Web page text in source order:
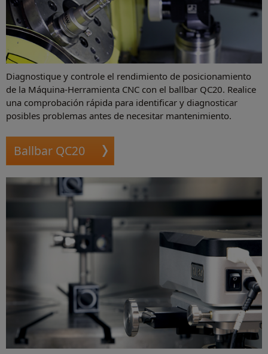
Diagnostique y controle el rendimiento de posicionamiento
de la Máquina-Herramienta CNC con el ballbar QC20. Realice
una comprobación rápida para identificar y diagnosticar
posibles problemas antes de necesitar mantenimiento.
Ballbar QC20